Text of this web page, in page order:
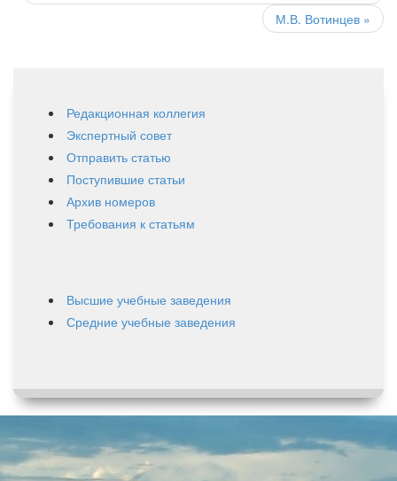
М.В. Вотинцев »
Редакционная коллегия
Экспертный совет
Отправить статью
Поступившие статьи
Архив номеров
Требования к статьям
Высшие учебные заведения
Средние учебные заведения